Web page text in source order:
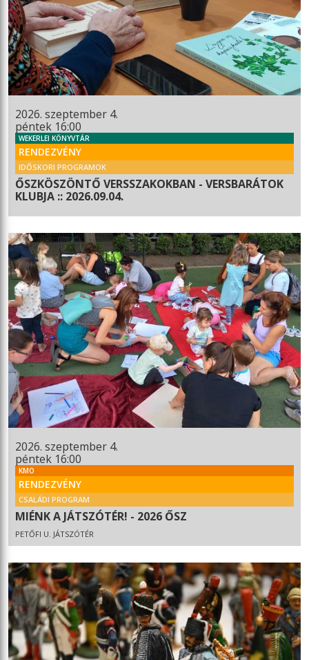
2026. szeptember 4.
péntek 16:00
WEKERLEI KÖNYVTÁR
RENDEZVÉNY
IDŐSKORI PROGRAMOK
ŐSZKÖSZÖNTŐ VERSSZAKOKBAN - VERSBARÁTOK
KLUBJA :: 2026.09.04.
2026. szeptember 4.
péntek 16:00
KMO
RENDEZVÉNY
CSALÁDI PROGRAM
MIÉNK A JÁTSZÓTÉR! - 2026 ŐSZ
PETŐFI U. JÁTSZÓTÉR